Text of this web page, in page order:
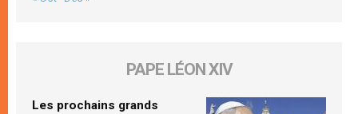
PAPE LÉON XIV
Les prochains grands